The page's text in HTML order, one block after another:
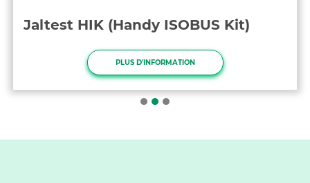
Jaltest HIK (Handy ISOBUS Kit)
PLUS D'INFORMATION